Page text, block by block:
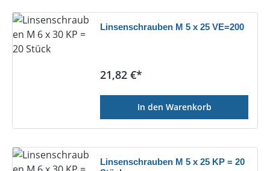
Linsenschrauben M 5 x 25 VE=200
Regulärer Preis:
21,82 €*
In den Warenkorb
Linsenschrauben M 5 x 25 KP = 20